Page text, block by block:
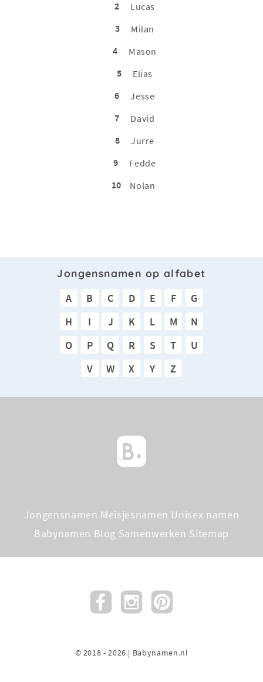
2
Lucas
3
Milan
4
Mason
5
Elias
6
Jesse
7
David
8
Jurre
9
Fedde
10
Nolan
Jongensnamen op alfabet
A B C D E F
G
H
I J K L M
N
O
P Q R S T
U
V
W X Y Z
Jongensnamen Meisjesnamen Unisex namen
Babynamen Blog Samenwerken Sitemap
© 2018 - 2026 | Babynamen.nl